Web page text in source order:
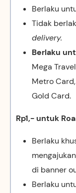
Berlaku
Tidak
delivery.
Berlaku
Mega
Metro
Gold Card.
Rp1,- untuk
Berlaku
di banner
Berlaku